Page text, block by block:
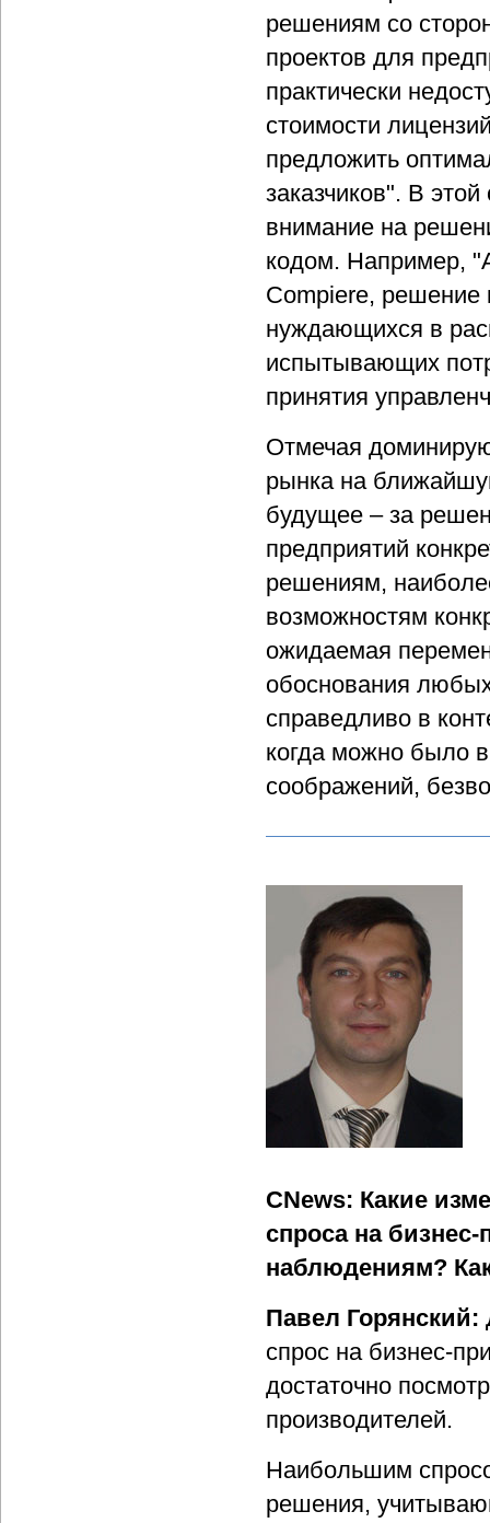
решениям со
проектов для
практически
стоимости
предложить
заказчиков". В
внимание на
кодом. Например,
Compiere, решение
нуждающихся в
испытывающих
принятия
Отмечая
рынка на
будущее – за
предприятий
решениям,
возможностям
ожидаемая
обоснования
справедливо в
когда можно было
соображений,
CNews: Какие
спроса на
наблюдениям?
Павел Горянский:
спрос на бизнес-
достаточно
производителей.
Наибольшим
решения,